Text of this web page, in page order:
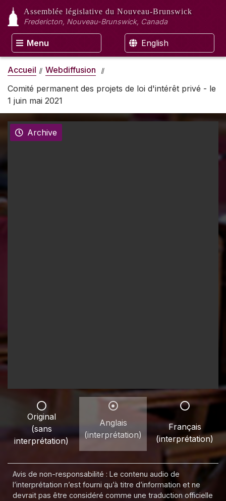
Assemblée législative du Nouveau-Brunswick
Fredericton, Nouveau-Brunswick, Canada
Menu English
Accueil
Webdiffusion
Comité permanent des projets de loi d'intérêt privé - le
1 juin mai 2021
Archive
Original
(sans
interprétation)
Anglais
(interprétation)
Français
(interprétation)
Avis de non-responsabilité : Le contenu audio de
l’interprétation n’est fourni qu’à titre d’information et ne
devrait pas être considéré comme une traduction officielle